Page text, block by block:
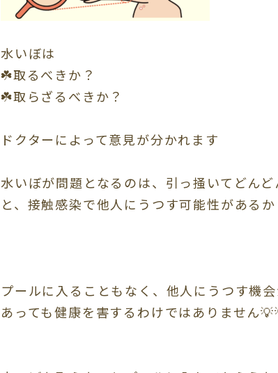
水いぼは
☘️取るべきか？
☘️取らざるべきか？
ドクターによって意見が分かれます
水いぼが問題となるのは、引っ掻いてどん
と、接触感染で他人にうつす可能性がある
プールに入ることもなく、他人にうつす機
あっても健康を害するわけではありません